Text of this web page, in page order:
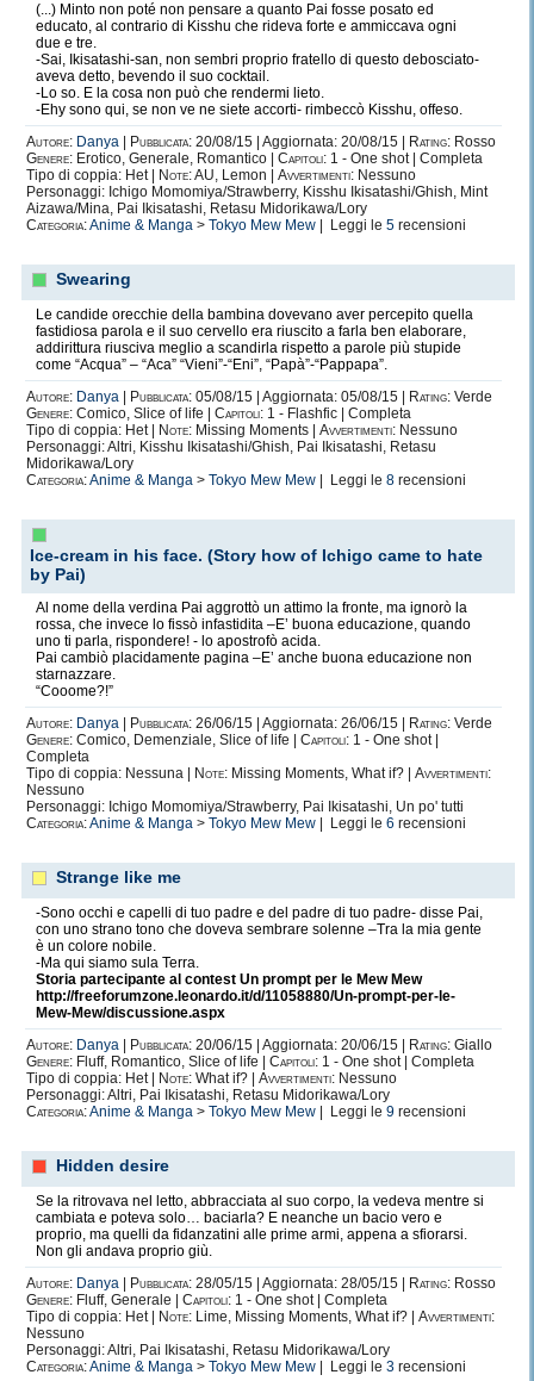
(...) Minto non poté non pensare a quanto Pai fosse posato ed
educato, al contrario di Kisshu che rideva forte e ammiccava ogni
due e tre.
-Sai, Ikisatashi-san, non sembri proprio fratello di questo debosciato-
aveva detto, bevendo il suo cocktail.
-Lo so. E la cosa non può che rendermi lieto.
-Ehy sono qui, se non ve ne siete accorti- rimbeccò Kisshu, offeso.
Autore: Danya Pubblicata: 20/08/15 | Aggiornata: 20/08/15 | Rating: Rosso
Genere: Erotico, Generale, Romantico | Capitoli: 1 - One shot | Completa
Tipo di coppia: Het |
Note:AU, Lemon | Avvertimenti: Nessuno
Personaggi: Ichigo Momomiya/Strawberry, Kisshu Ikisatashi/Ghish, Mint
Aizawa/Mina, Pai Ikisatashi, Retasu Midorikawa/Lory
Categoria:Anime & Manga > Tokyo Mew Mew | Leggi le 5 recensioni
Swearing
Le candide orecchie della bambina dovevano aver percepito quella
fastidiosa parola e il suo cervello era riuscito a farla ben elaborare,
addirittura riusciva meglio a scandirla rispetto a parole più stupide
come “Acqua” – “Aca” “Vieni”-“Eni”, “Papà”-“Pappapa”.
Autore: Danya Pubblicata: 05/08/15 | Aggiornata: 05/08/15 | Rating: Verde
Genere: Comico, Slice of life | Capitoli: 1 - Flashfic | Completa
Tipo di coppia: Het |
Note: Missing Moments | Avvertimenti: Nessuno
Personaggi: Altri, Kisshu Ikisatashi/Ghish, Pai Ikisatashi, Retasu
Midorikawa/Lory
Categoria:Anime & Manga > Tokyo Mew Mew | Leggi le 8 recensioni
Ice-cream in his face. (Story how of Ichigo came to hate
by Pai)
Al nome della verdina Pai aggrottò un attimo la fronte, ma ignorò la
rossa, che invece lo fissò infastidita –E’ buona educazione, quando
uno ti parla, rispondere! - lo apostrofò acida.
Pai cambiò placidamente pagina –E’ anche buona educazione non
starnazzare.
“Cooome?!”
Autore: Danya Pubblicata: 26/06/15 | Aggiornata: 26/06/15 | Rating: Verde
Genere: Comico, Demenziale, Slice of life | Capitoli: 1 - One shot |
Completa
Tipo di coppia: Nessuna |
Note: Missing Moments, What if? | Avvertimenti:
Nessuno
Personaggi: Ichigo Momomiya/Strawberry, Pai Ikisatashi, Un po' tutti
Categoria:Anime & Manga > Tokyo Mew Mew | Leggi le 6 recensioni
Strange like me
-Sono occhi e capelli di tuo padre e del padre di tuo padre- disse Pai,
con uno strano tono che doveva sembrare solenne –Tra la mia gente
è un colore nobile.
-Ma qui siamo sula Terra.
Storia partecipante al contest Un prompt per le Mew Mew
http://freeforumzone.leonardo.it/d/11058880/Un-prompt-per-le-
Mew-Mew/discussione.aspx
Autore: Danya Pubblicata: 20/06/15 | Aggiornata: 20/06/15 | Rating: Giallo
Genere: Fluff, Romantico, Slice of life | Capitoli: 1 - One shot | Completa
Tipo di coppia: Het |
Note: What if? | Avvertimenti: Nessuno
Personaggi: Altri, Pai Ikisatashi, Retasu Midorikawa/Lory
Categoria:Anime & Manga > Tokyo Mew Mew | Leggi le 9 recensioni
Hidden desire
Se la ritrovava nel letto, abbracciata al suo corpo, la vedeva mentre si
cambiata e poteva solo… baciarla? E neanche un bacio vero e
proprio, ma quelli da fidanzatini alle prime armi, appena a sfiorarsi.
Non gli andava proprio giù.
Autore: Danya Pubblicata: 28/05/15 | Aggiornata: 28/05/15 | Rating: Rosso
Genere: Fluff, Generale | Capitoli: 1 - One shot | Completa
Tipo di coppia: Het |
Note: Lime, Missing Moments, What if? | Avvertimenti:
Nessuno
Personaggi: Altri, Pai Ikisatashi, Retasu Midorikawa/Lory
Categoria:Anime & Manga > Tokyo Mew Mew | Leggi le 3 recensioni